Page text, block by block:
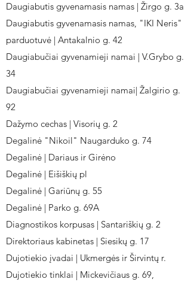
Daugiabutis gyvenamasis namas | Žirgo g. 3a
Daugiabutis gyvenamasis namas, "IKI Neris"
parduotuvė | Antakalnio g. 42
Daugiabučiai gyvenamieji namai | V.Grybo g.
34
Daugiabučiai gyvenamieji namai| Žalgirio g.
92
Dažymo cechas | Visorių g. 2
Degalinė "Nikoil" Naugarduko g. 74
Degalinė | Dariaus ir Girėno
Degalinė | Eišiškių pl
Degalinė | Gariūnų g. 55
Degalinė | Parko g. 69A
Diagnostikos korpusas | Santariškių g. 2
Direktoriaus kabinetas | Siesikų g. 17
Dujotiekio įvadai | Ukmergės ir Širvintų r.
Dujotiekio tinklai | Mickevičiaus g. 69,